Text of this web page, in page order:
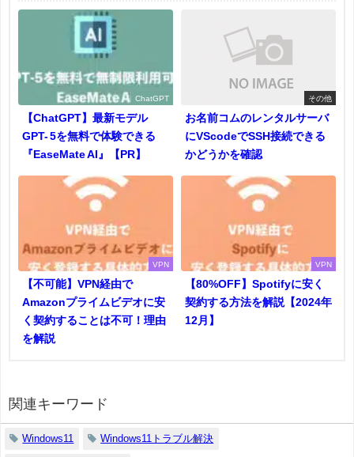
ChatGPT
【ChatGPT】最新モデル
GPT- 5を無料で体験できる
『EaseMate AI』【PR】
その他
お名前コムのレンタルサーバ
にVScodeでSSH接続できる
かどうかを確認
VPN
【不可能】VPN経由で
Amazonプライムビデオに安
く契約することは不可！理由
を解説
VPN
【80%OFF】Spotifyに安く
契約する方法を解説【2024年
12月】
関連キーワード
Windows11 Windows11トラブル解決